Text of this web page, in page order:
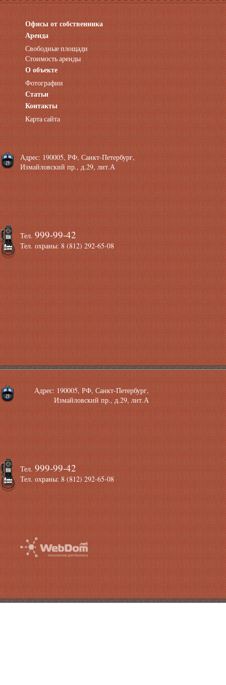
Офисы от собственника
Аренда нежилых помещений
Аренда помещений от собственника
Аренда конференц-зала СПб
Офисы у метро
Офисы в Адмиралтейском районе
Помещения с отдельным входом
Небольшие офисы
Аренда офиса около метро
Снять помещение у метро
Аренда помещений у метро
Аренда помещений район Адмиралтейский
Аренда офиса Технологический институт
Аренда помещений Фрунзенская
Аренда
Свободные площади
Стоимость аренды
О объекте
Фотографии
Статьи
Контакты
Карта сайта
Тел.999-99-42
Тел. охраны: 8 (812) 292-65-08
Адрес: 190005, РФ, Санкт-Петербург,
Измайловский пр., д.29, лит.А
Тел.999-99-42
Тел. охраны: 8 (812) 292-65-08
Адрес: 190005, РФ, Санкт-Петербург,
Измайловский пр., д.29, лит.А